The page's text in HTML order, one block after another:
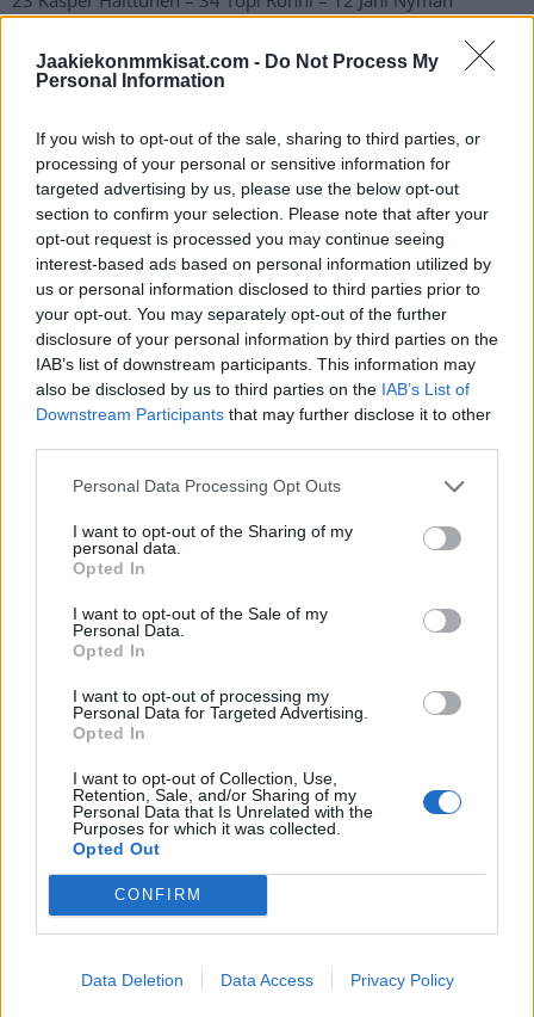
Jaakiekonmmkisat.com - Do Not Process My
Personal Information
If you wish to opt-out of the sale, sharing to third parties, or
processing of your personal or sensitive information for
targeted advertising by us, please use the below opt-out
section to confirm your selection. Please note that after your
opt-out request is processed you may continue seeing
interest-based ads based on personal information utilized by
us or personal information disclosed to third parties prior to
your opt-out. You may separately opt-out of the further
disclosure of your personal information by third parties on the
IAB’s list of downstream participants. This information may
also be disclosed by us to third parties on the IAB’s List of
Downstream Participants that may further disclose it to other
Personal Data Processing Opt Outs
I want to opt-out of the Sharing of my
personal data.
Opted In
I want to opt-out of the Sale of my
Personal Data.
Opted In
I want to opt-out of processing my
Personal Data for Targeted Advertising.
Opted In
I want to opt-out of Collection, Use,
Retention, Sale, and/or Sharing of my
Personal Data that Is Unrelated with the
Purposes for which it was collected.
Opted Out
CONFIRM
Data Deletion Data Access Privacy Policy
4 Elmeri Laakso – 25 Arttu Kärki
27 Lauri Raiman – 10 Otto Hokkanen – 18 Tommi Männistö
32 Otto Heinonen
13. hyökkääjä:
19 Kasper Lundell
kanavalta ja turnauksen ottelut näkyvät myös maksullisesta
Discovery+-palvelusta.
Edellinen artikkeli
Ruotsi tällä joukkueella Tshekin
EHT-turnaukseen – Tre Kronorin
MM-joukkue hahmottuu
Leijonat kohtaa Tshekin EHT-
turnauksen ensimmäisessä
LISÄÄ TEKIJÄLTÄ